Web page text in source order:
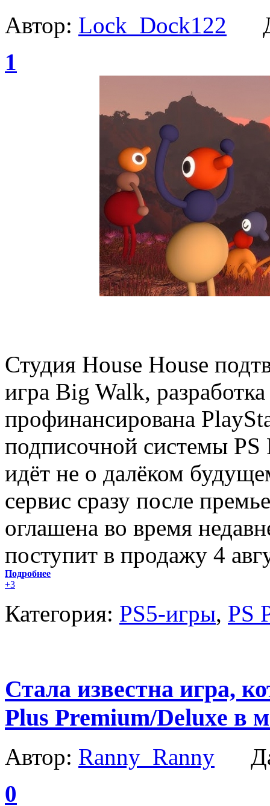
Автор: Lock_Dock122
1
Студия House House
игра Big Walk,
профинансирована
подписочной системы
идёт не о далёком
сервис сразу после
оглашена во время
поступит в продажу 4
Подробнее
+3
Категория: PS5-игры, PS
Стала известна игра,
Plus Premium/Deluxe в
Автор: Ranny_Ranny
0